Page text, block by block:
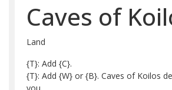
Caves of
Land
{T}: Add {C}.
{T}: Add {W} or {B}. Caves of Koilos